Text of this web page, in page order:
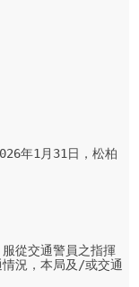
年1月31日，松柏
從交通警員之指揮
況，本局及/或交通